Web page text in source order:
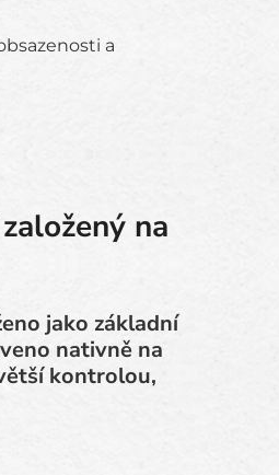
a
na
jako základní
nativně na
kontrolou,